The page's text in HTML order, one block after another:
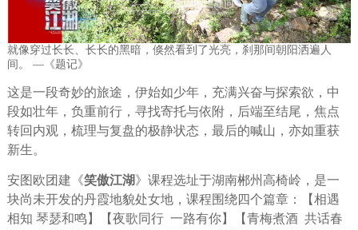
就像穿过长长、长长的黑暗，倏然看到了光亮，刹那间朝阳洒遍人
间。 —《题记》
这是一段奇妙的旅途，伊始如少年，充满兴奋与探索欲，中
段如壮年，负重前行，寻找寄托与依附，后端至结尾，焦点
转回内观，梳理与复盘的极静状态，最后的喊山，亦如重获
新生。
安图欧团建《笑傲江湖》课程选址于湖南郴州高椅岭，是一
块尚未开发的丹霞地貌处女地，课程围绕四个篇章：【相遇
相知 琴瑟和鸣】【夜歌同行 一路有你】【青梅煮酒 共话春